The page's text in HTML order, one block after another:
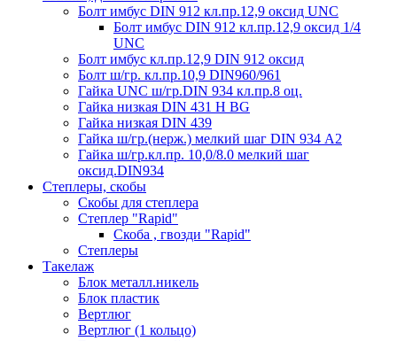
Болт имбус DIN 912 кл.пр.12,9 оксид UNC
Болт имбус DIN 912 кл.пр.12,9 оксид 1/4
UNC
Болт имбус кл.пр.12,9 DIN 912 оксид
Болт ш/гр. кл.пр.10,9 DIN960/961
Гайка UNC ш/гр.DIN 934 кл.пр.8 оц.
Гайка низкая DIN 431 H BG
Гайка низкая DIN 439
Гайка ш/гр.(нерж.) мелкий шаг DIN 934 А2
Гайка ш/гр.кл.пр. 10,0/8.0 мелкий шаг
оксид.DIN934
Степлеры, скобы
Скобы для степлера
Степлер "Rapid"
Скоба , гвозди "Rapid"
Степлеры
Такелаж
Блок металл.никель
Блок пластик
Вертлюг
Вертлюг (1 кольцо)